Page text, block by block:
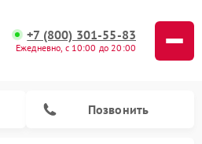
+7 (800) 301-55-83
Ежедневно, с 10:00 до 20:00
Позвонить